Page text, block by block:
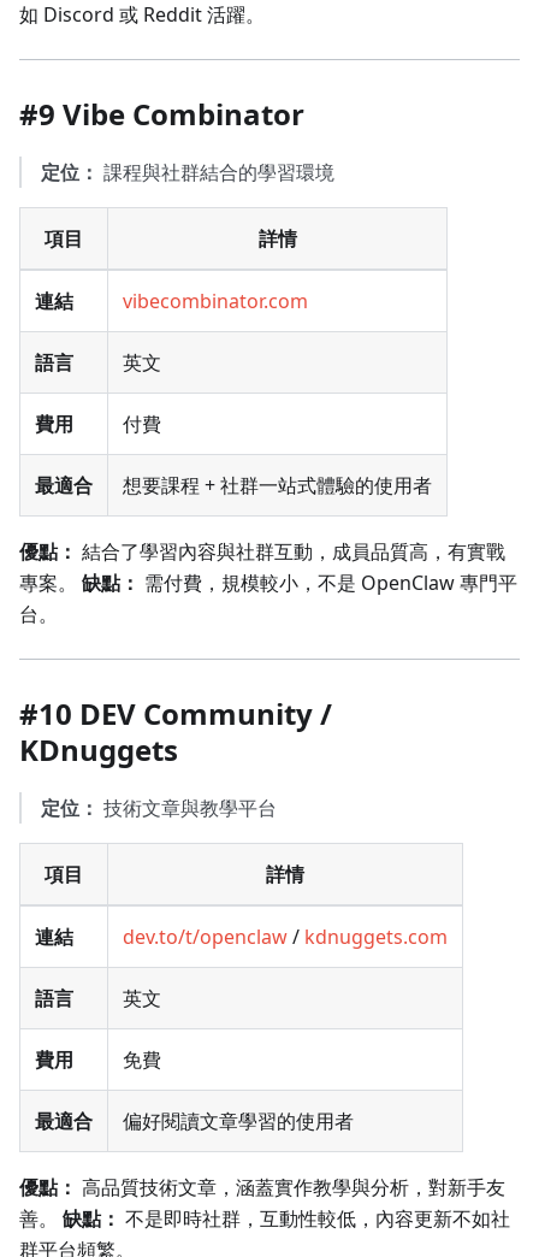
如 Discord 或 Reddit 活躍。
#9 Vibe Combinator
定位： 課程與社群結合的學習環境
項目 詳情
連結 vibecombinator.com
語言 英文
費用 付費
最適合 想要課程 + 社群一站式體驗的使用者
優點： 結合了學習內容與社群互動，成員品質高，有實戰
專案。 缺點： 需付費，規模較小，不是 OpenClaw 專門平
台。
#10 DEV Community /
KDnuggets
定位： 技術文章與教學平台
項目 詳情
連結 dev.to/t/openclaw/ kdnuggets.com
語言 英文
費用 免費
最適合 偏好閱讀文章學習的使用者
優點： 高品質技術文章，涵蓋實作教學與分析，對新手友
善。 缺點： 不是即時社群，互動性較低，內容更新不如社
群平台頻繁。